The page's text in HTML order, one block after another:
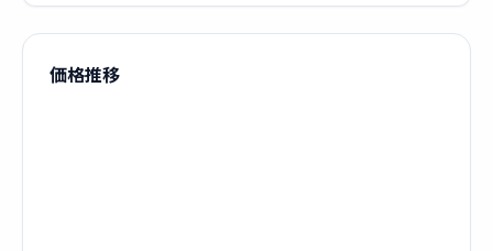
価格推移